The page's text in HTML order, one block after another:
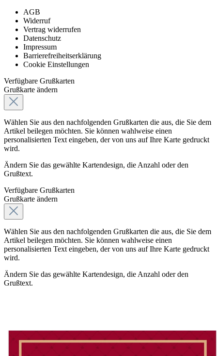
AGB
Widerruf
Vertrag widerrufen
Datenschutz
Impressum
Barrierefreiheitserklärung
Cookie Einstellungen
Verfügbare Grußkarten
Grußkarte ändern
Wählen Sie aus den nachfolgenden Grußkarten die aus, die Sie dem
Artikel beilegen möchten. Sie können wahlweise einen
personalisierten Text eingeben, der von uns auf Ihre Karte gedruckt
wird.
Ändern Sie das gewählte Kartendesign, die Anzahl oder den
Grußtext.
Verfügbare Grußkarten
Grußkarte ändern
Wählen Sie aus den nachfolgenden Grußkarten die aus, die Sie dem
Artikel beilegen möchten. Sie können wahlweise einen
personalisierten Text eingeben, der von uns auf Ihre Karte gedruckt
wird.
Ändern Sie das gewählte Kartendesign, die Anzahl oder den
Grußtext.